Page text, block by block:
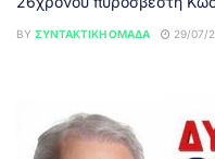
BY ΣΥΝΤΑΚΤΙΚΉ ΟΜΆΔΑ 29/07/